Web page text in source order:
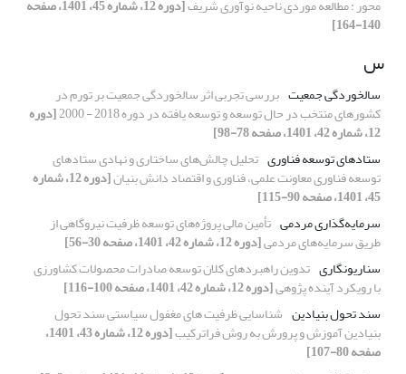
محور : مطالعه موردی ناحیه نوآوری شریف [دوره 12، شماره 45، 1401، صفحه
140-164]
س
سالخوردگی جمعیت بررسی تجربی اثر سالخوردگی جمعیت بر تورم در
کشورهای منتخب در حال توسعه و توسعه یافته در دوره 2018 - 2000 [دوره
12، شماره 42، 1401، صفحه 78-98]
ستادهای توسعه فناوری تحلیل چالش‌های ساختاری و نهادی ستادهای
توسعه فناوری معاونت علمی، فناوری و اقتصاد دانش بنیان [دوره 12، شماره
45، 1401، صفحه 90-115]
سرمایه‌گذاری مردمی تأمین مالی پروژه‌های توسعه ظرفیت نیروگاهی از
طریق سرمایه‌های مردمی[دوره 12، شماره 42، 1401، صفحه 30-56]
سناریونگاری تدوین راهبردهای کلان توسعه صادرات محصولات کشاورزی
با رویکرد آینده پژوهی[دوره 12، شماره 42، 1401، صفحه 100-116]
سند تحول بنیادین شناسایی ظرفیت های مغفول سیاستی سند تحول
بنیادین آموزش و پرورش به روش فراترکیب [دوره 12، شماره 43، 1401،
صفحه 80-107]